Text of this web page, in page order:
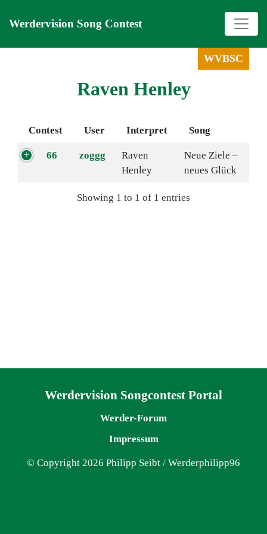
Werdervision Song Contest
WVBSC
Raven Henley
Contest User Interpret Song
66 zoggg
Raven
Henley
Neue Ziele –
neues Glück
Showing 1 to 1 of 1 entries
Werdervision Songcontest Portal
Werder-Forum
Impressum
© Copyright 2026 Philipp Seibt / Werderphilipp96